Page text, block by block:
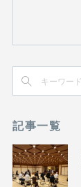
記事一覧